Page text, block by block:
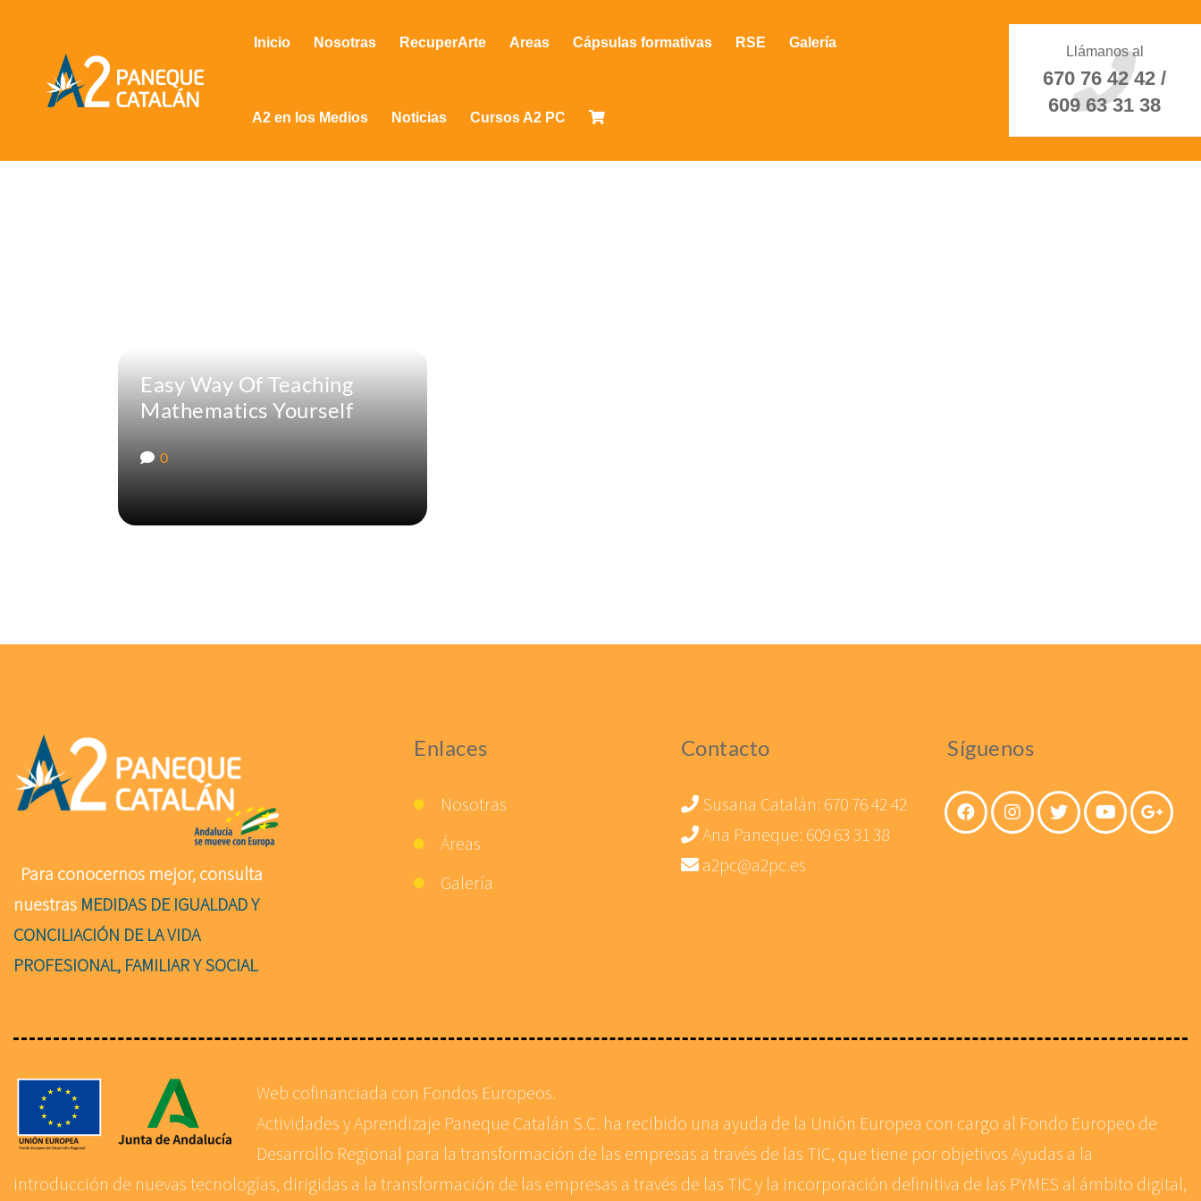
Inicio Nosotras RecuperArte Areas Cápsulas formativas RSE Galería
A2 en los Medios Noticias Cursos A2 PC
Llámanos al
670 76 42 42 /
609 63 31 38
Easy Way Of Teaching
Mathematics Yourself
0
Para conocernos mejor, consulta
nuestras MEDIDAS DE IGUALDAD Y
CONCILIACIÓN DE LA VIDA
PROFESIONAL, FAMILIAR Y SOCIAL
Enlaces
Nosotras
Áreas
Galería
Contacto
Susana Catalán: 670 76 42 42
Ana Paneque: 609 63 31 38
a2pc@a2pc.es
Síguenos
Web cofinanciada con Fondos Europeos.
Actividades y Aprendizaje Paneque Catalán S.C. ha recibido una ayuda de la Unión Europea con cargo al Fondo Europeo de
Desarrollo Regional para la transformación de las empresas a través de las TIC, que tiene por objetivos Ayudas a la
introducción de nuevas tecnologías, dirigidas a la transformación de las empresas a través de las TIC y la incorporación definitiva de las PYMES al ámbito digital,